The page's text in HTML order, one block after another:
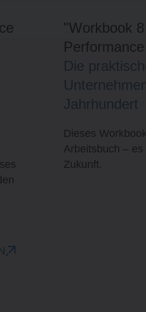
"Wer sich
behalten!"
Wie Sie
Leben
meine eigene
ich
Vorstellungen